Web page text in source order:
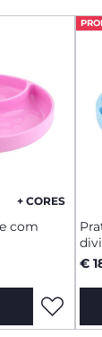
+ CORES
com
€